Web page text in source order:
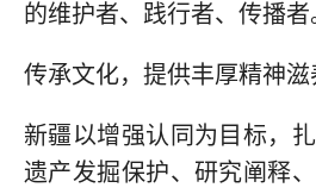
的维护者、践行者、传播者
传承文化，提供丰厚精神
新疆以增强认同为目标，
遗产发掘保护、研究阐释